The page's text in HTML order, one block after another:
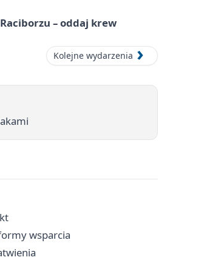
– oddaj krew
Kolejne wydarzenia
wsparcia